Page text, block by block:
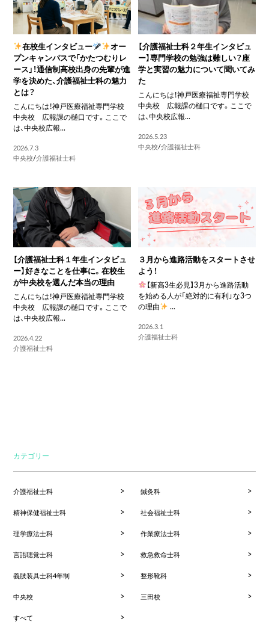
在校生インタビュー
オー
プンキャンパスで「かたつむりレ
ース」！通信制高校出身の先輩が進
学を決めた、介護福祉士科の魅力
とは？
こんにちは！神戸医療福祉専門学校
中央校 広報課の樋口です。ここで
は、中央校広報...
2026.7.3
中央校/介護福祉士科
【介護福祉士科２年生インタビュ
ー】専門学校の勉強は難しい？座
学と実習の魅力について聞いてみ
た
こんにちは！神戸医療福祉専門学校
中央校 広報課の樋口です。ここで
は、中央校広報...
2026.5.23
中央校/介護福祉士科
【介護福祉士科１年生インタビュ
ー】好きなことを仕事に。在校生
が中央校を選んだ本当の理由
こんにちは！神戸医療福祉専門学校
中央校 広報課の樋口です。ここで
は、中央校広報...
2026.4.22
介護福祉士科
３月から進路活動をスタートさせ
よう！
【新高3生必見】3月から進路活動
を始める人が「絶対的に有利」な3つ
の理由
...
2026.3.1
介護福祉士科
カテゴリー
介護福祉士科 鍼灸科
精神保健福祉士科 社会福祉士科
理学療法士科 作業療法士科
言語聴覚士科 救急救命士科
義肢装具士科4年制 整形靴科
中央校 三田校
すべて